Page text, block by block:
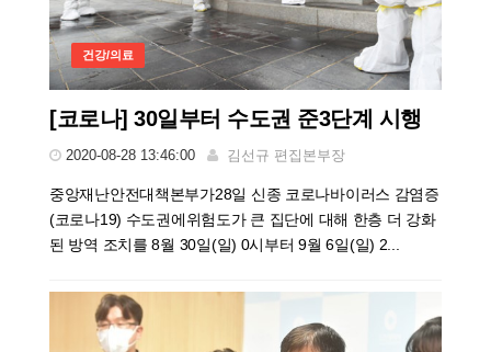
건강/의료
[코로나] 30일부터 수도권 준3단계 시행
2020-08-28 13:46:00 김선규 편집본부장
중앙재난안전대책본부가28일 신종 코로나바이러스 감염증
(코로나19) 수도권에위험도가 큰 집단에 대해 한층 더 강화
된 방역 조치를 8월 30일(일) 0시부터 9월 6일(일) 2...